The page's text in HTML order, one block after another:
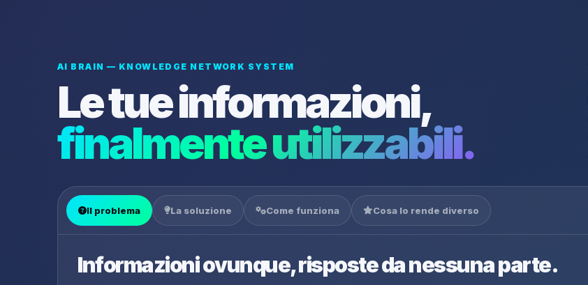
AI BRAIN — KNOWLEDGE NETWORK SYSTEM
Le tue informazioni,
finalmente utilizzabili.
Il problema La soluzione Come funziona Cosa lo rende diverso
Informazioni ovunque, risposte da nessuna parte.